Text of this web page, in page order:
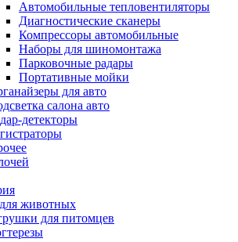
Автомобильные тепловентиляторы
Диагностические сканеры
Компрессоры автомобильные
Наборы для шиномонтажа
Парковочные радары
Портативные мойки
для авто
салона авто
детекторы
животных
для питомцев